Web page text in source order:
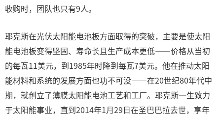
收购时，团队也只有9人。
耶克斯在光伏太阳能电池板方面取得的突破，主要是使太阳
能电池板变得坚固、寿命长且生产成本更低——价格从当初
的每瓦11美元，到1985年时降到每瓦7美元。他在推动太阳
能材料和系统的发展方面也功不可没——在20世纪80年代中
期，就创立了薄膜太阳能电池工艺和工厂。耶克斯一生致力
于太阳能事业，直到2014年1月29日在圣巴巴拉去世，享年